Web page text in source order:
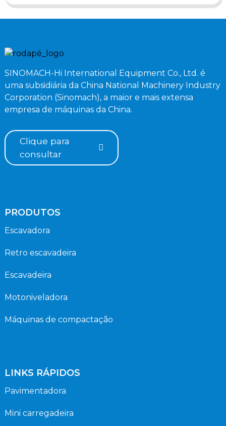
SINOMACH-Hi International Equipment Co., Ltd. é
uma subsidiária da China National Machinery Industry
Corporation (Sinomach), a maior e mais extensa
empresa de máquinas da China.
Clique para
consultar
PRODUTOS
Escavadora
Retro escavadeira
Escavadeira
Motoniveladora
Máquinas de compactação
LINKS RÁPIDOS
Pavimentadora
Mini carregadeira